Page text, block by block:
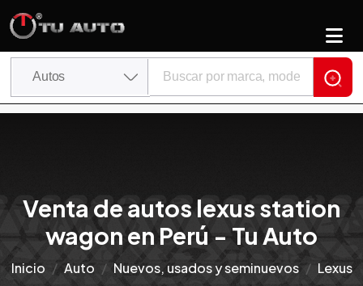
Venta de autos lexus station
wagon en Perú - Tu Auto
Inicio Auto Nuevos, usados y seminuevos Lexus